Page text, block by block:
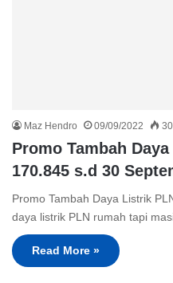
Maz Hendro 09/09/2022
Promo Tambah
170.845 s.d 30
Promo Tambah Daya Listrik
daya listrik PLN rumah tapi
Read More »